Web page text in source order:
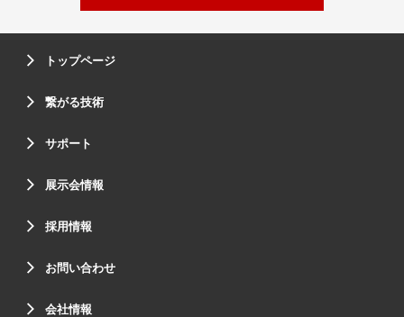
トップページ
繋がる技術
サポート
展示会情報
採用情報
お問い合わせ
会社情報